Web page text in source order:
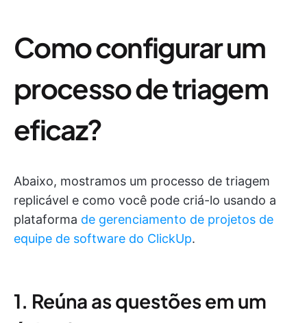
Como configurar um
processo de triagem
eficaz?
Abaixo, mostramos um processo de triagem
replicável e como você pode criá-lo usando a
plataforma de gerenciamento de projetos de
equipe de software do ClickUp.
1. Reúna as questões em um